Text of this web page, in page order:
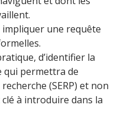
impliquer une requête
d’identifier la
qui permettra de
(SERP) et non
à introduire dans la